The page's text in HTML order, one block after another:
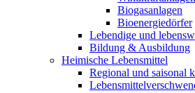
Biogasanlagen
Bioenergiedörfer
Lebendige und
Bildung & Ausbildung
Heimische Lebensmittel
Regional und saisonal